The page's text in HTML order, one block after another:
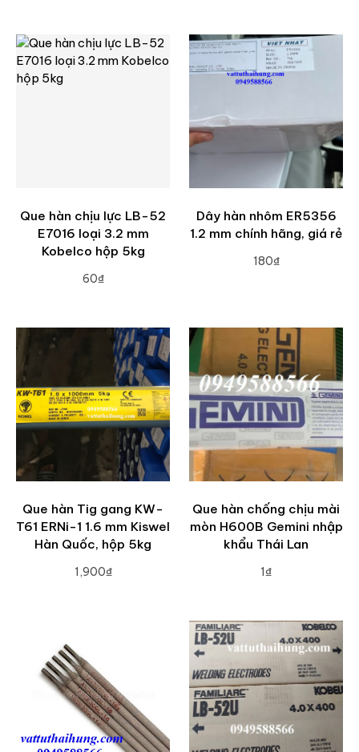
Que hàn chịu lực LB-52
E7016 loại 3.2 mm
Kobelco hộp 5kg
60₫
Dây hàn nhôm ER5356
1.2 mm chính hãng, giá rẻ
180₫
Que hàn Tig gang KW-
T61 ERNi-1 1.6 mm Kiswel
Hàn Quốc, hộp 5kg
1,900₫
Que hàn chống chịu mài
mòn H600B Gemini nhập
khẩu Thái Lan
1₫